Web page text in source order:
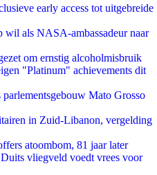
early access tot uitgebreide
wil als NASA-ambassadeur naar
om ernstig alcoholmisbruik
"Platinum" achievements dit
Mato Grosso
in Zuid-Libanon, vergelding
atoombom, 81 jaar later
vliegveld voedt vrees voor